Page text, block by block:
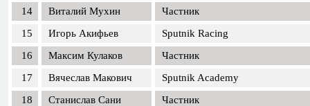
14
Виталий Мухин
Частник
15
Игорь Акифьев
Sputnik Racing
16
Максим Кулаков
Частник
17
Вячеслав Макович
Sputnik Academy
18
Станислав Сани
Частник